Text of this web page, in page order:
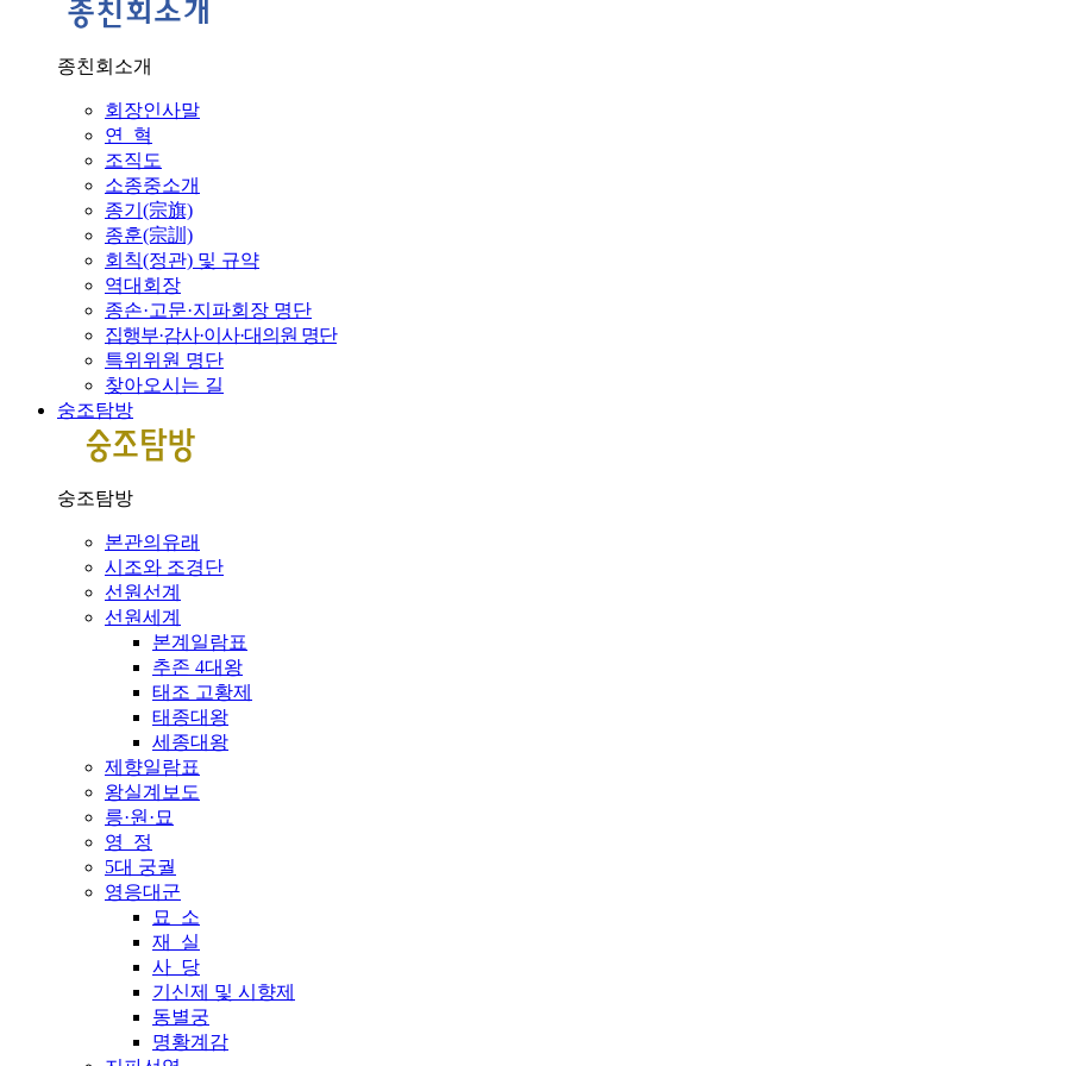
종친회소개
회장인사말
연 혁
조직도
소종중소개
종기(宗旗)
종훈(宗訓)
회칙(정관) 및 규약
역대회장
종손·고문·지파회장 명단
집행부·감사·이사·대의원 명단
특위위원 명단
찾아오시는 길
숭조탐방
숭조탐방
본관의유래
시조와 조경단
선원선계
선원세계
본계일람표
추존 4대왕
태조 고황제
태종대왕
세종대왕
제향일람표
왕실계보도
릉·원·묘
영 정
5대 궁궐
영응대군
묘 소
재 실
사 당
기신제 및 시향제
동별궁
명황계감